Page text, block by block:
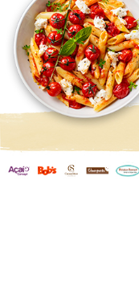
CONTATO
NOVOS NEGÓCIOS
O SHOPPING
SERVIÇOS
SHOPPINGS DA GAZIT